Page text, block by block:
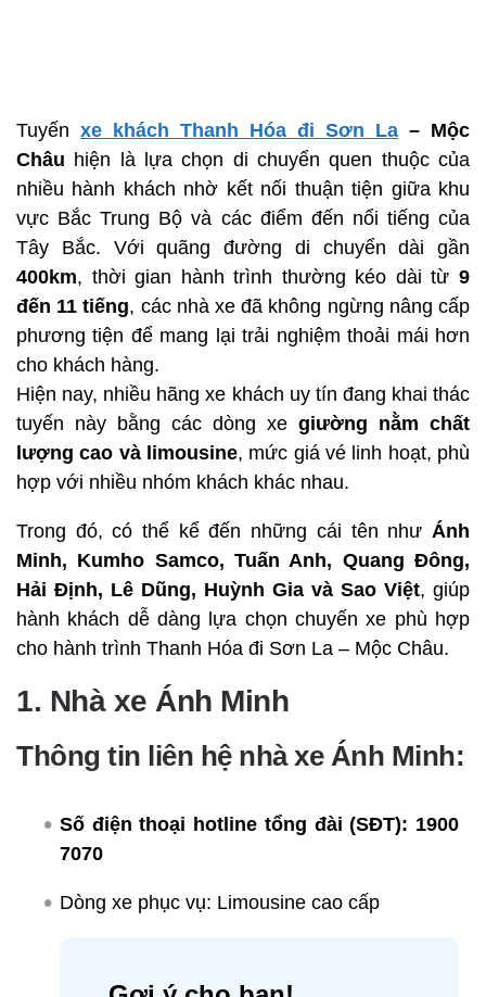
Tuyến xe khách Thanh Hóa đi Sơn La – Mộc
Châu hiện là lựa chọn di chuyển quen thuộc của
nhiều hành khách nhờ kết nối thuận tiện giữa khu
vực Bắc Trung Bộ và các điểm đến nổi tiếng của
Tây Bắc. Với quãng đường di chuyển dài gần
400km, thời gian hành trình thường kéo dài từ 9
đến 11 tiếng, các nhà xe đã không ngừng nâng cấp
phương tiện để mang lại trải nghiệm thoải mái hơn
cho khách hàng.
Hiện nay, nhiều hãng xe khách uy tín đang khai thác
tuyến này bằng các dòng xe giường nằm chất
lượng cao và limousine, mức giá vé linh hoạt, phù
hợp với nhiều nhóm khách khác nhau.
Trong đó, có thể kể đến những cái tên như Ánh
Minh, Kumho Samco, Tuấn Anh, Quang Đông,
Hải Định, Lê Dũng, Huỳnh Gia và Sao Việt, giúp
hành khách dễ dàng lựa chọn chuyến xe phù hợp
cho hành trình Thanh Hóa đi Sơn La – Mộc Châu.
1. Nhà xe Ánh Minh
Thông tin liên hệ nhà xe Ánh Minh:
Số điện thoại hotline tổng đài (SĐT): 1900
7070
Dòng xe phục vụ: Limousine cao cấp